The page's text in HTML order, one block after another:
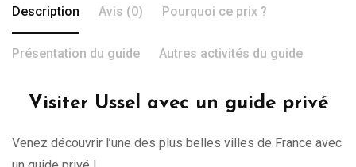
Description Avis (0) Pourquoi ce prix ?
Présentation du guide Autres activités du guide
Visiter Ussel avec un guide privé
Venez découvrir l’une des plus belles villes de France avec